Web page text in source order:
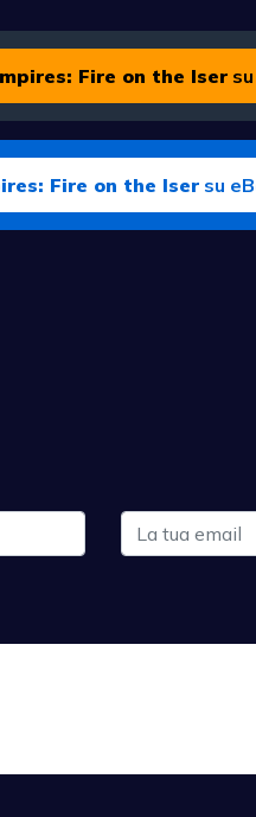
Fire on the Iser
Fire on the Iser su